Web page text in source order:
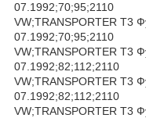
07.1992;70;95;2110
VW;TRANSPORTER T3
07.1992;70;95;2110
VW;TRANSPORTER T3
07.1992;82;112;2110
VW;TRANSPORTER T3
07.1992;82;112;2110
VW;TRANSPORTER T3